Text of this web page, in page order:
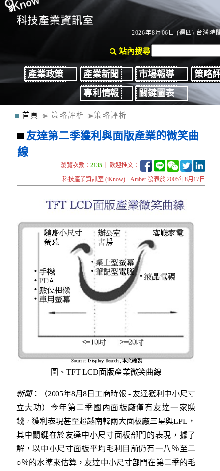
2026年8月06日 (週四) 台灣時
站內搜尋
產業政策 產業新聞 市場報導
策略
專利情報
關鍵圖表
首頁 策略評析 策略評析
友達第二季獲利與面版產業的微笑曲
線
瀏覽次數：2135 ｜ 歡迎推文：
科技產業資訊室 (iKnow) - Amber 發表於 2005年8月17日
圖、TFT LCD面版產業微笑曲線
新聞：（2005年8月8日工商時報 - 友達獲利中小尺寸
立大功）今年第二季國內面板廠僅有友達一家賺
錢，獲利表現甚至超越南韓兩大面板廠三星與LPL，
其中關鍵在於友達中小尺寸面板部門的表現，據了
解，以中小尺寸面板平均毛利目前仍有一八％至二
○％的水準來估算，友達中小尺寸部門在第二季的毛